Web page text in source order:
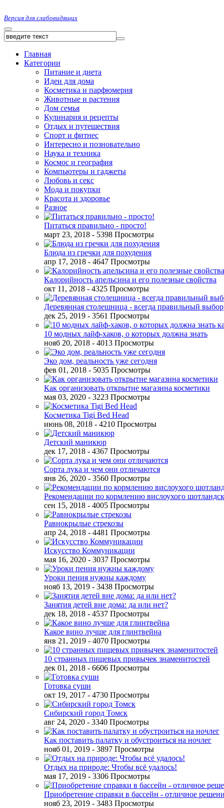
Версия для слабовидящих
Главная
Категории
Питание и диета
Идеи для дома
Косметика и парфюмерия
Животные и растения
Дом семья
Кулинария и рецепты
Отдых и путешествия
Спорт и фитнес
Интересно и позновательно
Наука и техника
Космос и география
Компьютеры и гаджеты
Любовь и секс
Мода и покупки
Красота и здоровье
Разное
Питаться правильно - просто!
март 23, 2018 - 5398 Просмотры
Блюда из гречки для похудения
апр 17, 2018 - 4647 Просмотры
Калорийность апельсина и его полезные свойства
окт 11, 2018 - 4325 Просмотры
Деревянная столешница - всегда правильный выбор
дек 25, 2019 - 3561 Просмотры
10 модных лайф-хаков, о которых должна знать
нояб 20, 2018 - 4013 Просмотры
Эко дом, реальность уже сегодня
фев 01, 2018 - 5035 Просмотры
Как организовать открытие магазина косметики
мая 03, 2020 - 3223 Просмотры
Косметика Tigi Bed Head
июнь 08, 2018 - 4210 Просмотры
Детский маникюр
дек 17, 2018 - 4367 Просмотры
Сорта лука и чем они отличаются
янв 26, 2020 - 3560 Просмотры
Рекомендации по кормлению вислоухого
сен 15, 2018 - 4005 Просмотры
Равнокрылые стрекозы
апр 24, 2018 - 4481 Просмотры
Искусство Коммуникации
мая 16, 2020 - 3037 Просмотры
Уроки пения нужны каждому
нояб 13, 2019 - 3438 Просмотры
Занятия детей вне дома: да или нет?
дек 18, 2018 - 4537 Просмотры
Какое вино лучше для глинтвейна
янв 21, 2019 - 4070 Просмотры
10 странных пищевых привычек знаменитостей
дек 01, 2018 - 6606 Просмотры
Готовка суши
окт 19, 2017 - 4730 Просмотры
Сибирский город Томск
авг 24, 2020 - 3340 Просмотры
Как поставить палатку и обустроиться на ночлег
нояб 01, 2019 - 3897 Просмотры
Отдых на природе: Чтобы всё удалось!
мая 17, 2019 - 3306 Просмотры
Приобретение справки в бассейн - отличное
нояб 23, 2019 - 3483 Просмотры